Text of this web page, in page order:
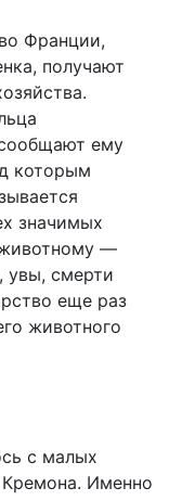
Франции,
получают
ему
которым
значимых
—
увы, смерти
еще раз
животного
с малых
Именно